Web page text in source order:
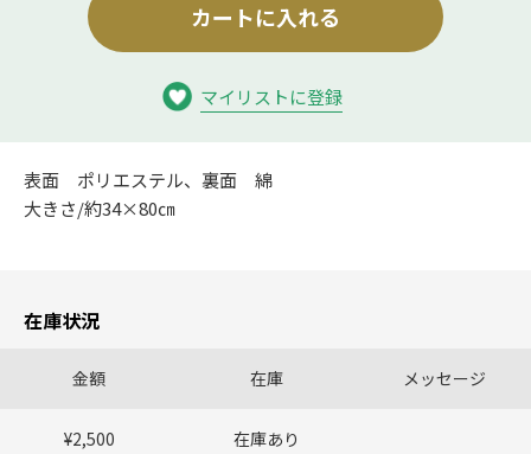
カートに入れる
マイリストに登録
表面 ポリエステル、裏面 綿
大きさ/約34×80㎝
在庫状況
金額 在庫 メッセージ
¥2,500 在庫あり